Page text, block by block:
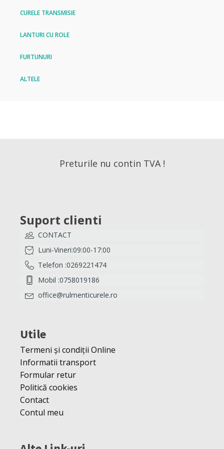
CURELE TRANSMISIE
LANTURI CU ROLE
FURTUNURI
ALTELE
Preturile nu contin TVA !
Suport clienti
CONTACT
Luni-Vineri:09:00-17:00
Telefon :0269221474
Mobil :0758019186
office@rulmenticurele.ro
Utile
Termeni și condiții Online
Informatii transport
Formular retur
Politică cookies
Contact
Contul meu